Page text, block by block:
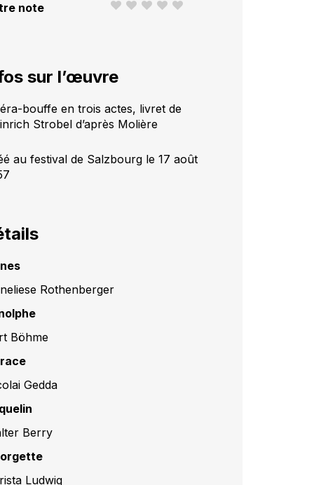
note
sur l’œuvre
bouffe en trois actes, livret de
Strobel d’après Molière
au festival de Salzbourg le 17 août
Rothenberger
Böhme
Gedda
Berry
Ludwig